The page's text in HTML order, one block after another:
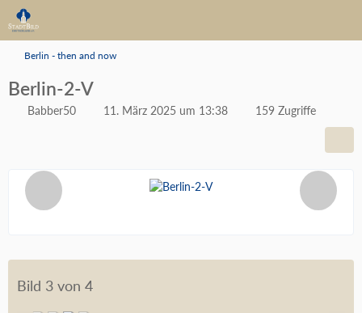
Berlin - then and now
Berlin-2-V
Babber50 11. März 2025 um 13:38 159 Zugriffe
Bild 3 von 4